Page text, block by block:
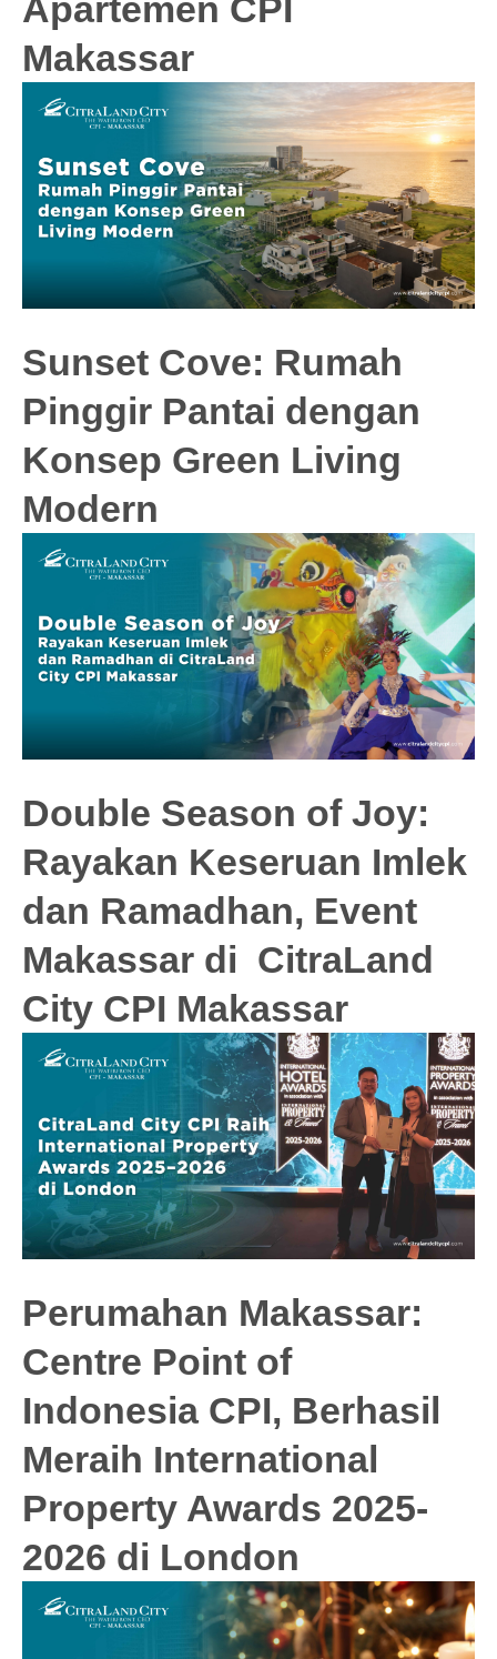
Apartemen CPI
Makassar
Sunset Cove: Rumah
Pinggir Pantai dengan
Konsep Green Living
Modern
Double Season of Joy:
Rayakan Keseruan Imlek
dan Ramadhan, Event
Makassar di CitraLand
City CPI Makassar
Perumahan Makassar:
Centre Point of
Indonesia CPI, Berhasil
Meraih International
Property Awards 2025-
2026 di London